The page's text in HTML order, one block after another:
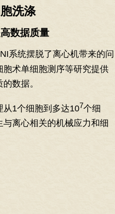
洗涤
数据质量
系统摆脱了离心机带来的问
胞术单细胞测序等研究提供
数据。
从1个细胞到多达107个细
与离心相关的机械应力和细